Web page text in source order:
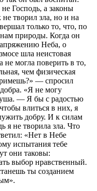
Господь, а законы
творил зла, но и на
только то, что, по
природы. Когда он
Неба, о
шла неистовая
могла поверить в то,
чем физическая
— спросил
«Я не могу
— Я бы с радостью
влиться в них, я
добру. И к силам
я не творила зла. Что
«Нет в Небе
испытания тебе
они таковы:
выбор нравственный.
ты созданием